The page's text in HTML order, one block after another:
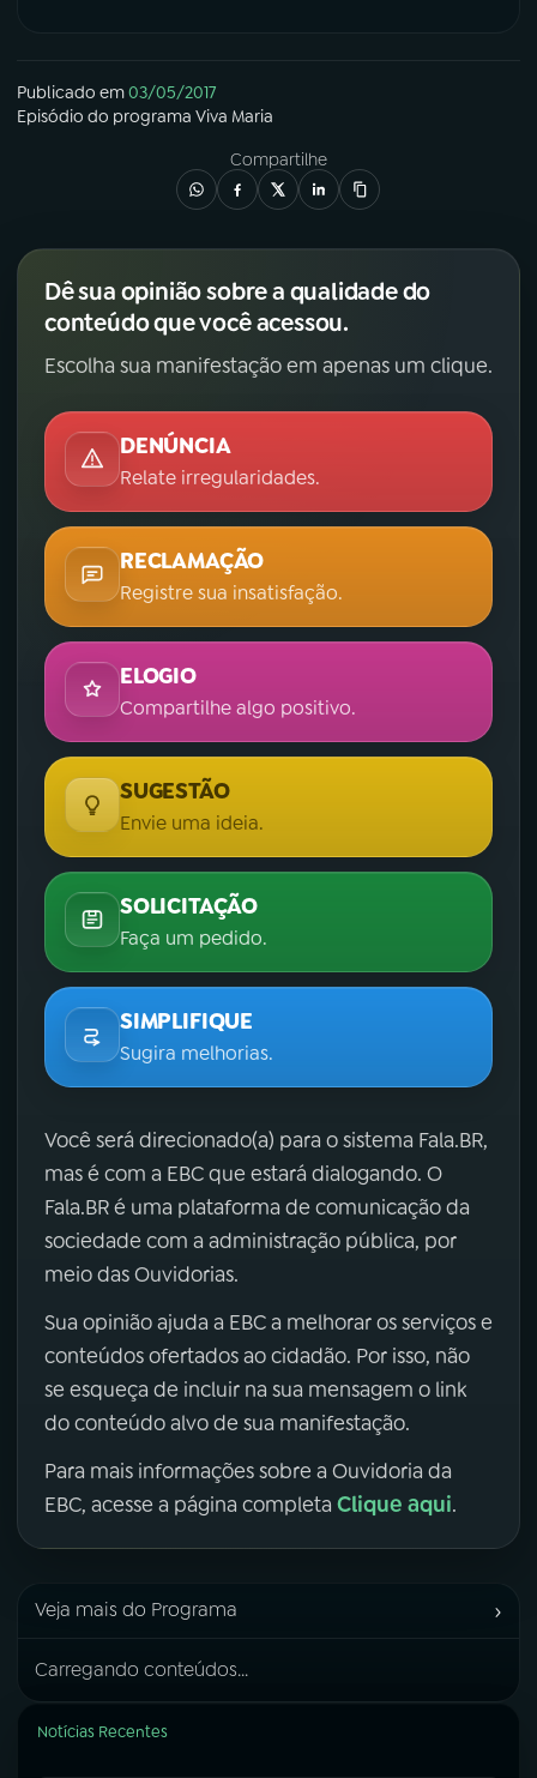
Publicado em03/05/2017
Episódio do programa Viva Maria
Compartilhe
Dê sua opinião sobre a qualidade do
conteúdo que você acessou.
Escolha sua manifestação em apenas um clique.
DENÚNCIA
Relate irregularidades.
RECLAMAÇÃO
Registre sua insatisfação.
ELOGIO
Compartilhe algo positivo.
SUGESTÃO
Envie uma ideia.
SOLICITAÇÃO
Faça um pedido.
SIMPLIFIQUE
Sugira melhorias.
Você será direcionado(a) para o sistema Fala.BR,
mas é com a EBC que estará dialogando. O
Fala.BR é uma plataforma de comunicação da
sociedade com a administração pública, por
meio das Ouvidorias.
Sua opinião ajuda a EBC a melhorar os serviços e
conteúdos ofertados ao cidadão. Por isso, não
se esqueça de incluir na sua mensagem o link
do conteúdo alvo de sua manifestação.
Para mais informações sobre a Ouvidoria da
EBC, acesse a página completa Clique aqui.
Veja mais do Programa ›
Carregando conteúdos...
Notícias Recentes